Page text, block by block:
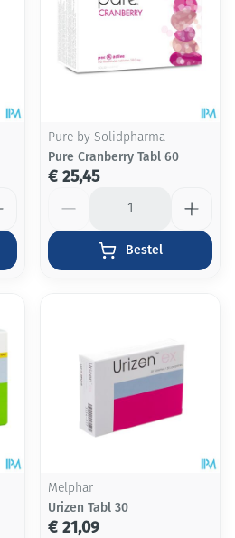
Pure by Solidpharma
Pure Cranberry Tabl 60
€ 25,45
Bestel
Melphar
Urizen Tabl 30
€ 21,09